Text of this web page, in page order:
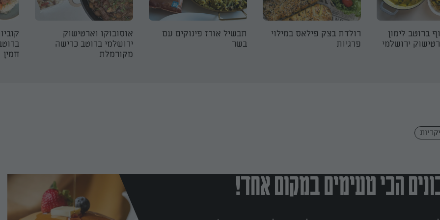
ברוטב לימון
ירושלמי
רולדת בצק פילאס במילוי
פרגיות
תבשיל אורז פינוקים עם
בשר
אוסובוקו וארטישוק
ירושלמי ברוטב כרישה
מקורמלת
חמין
הכי טעימים במקום אחד!